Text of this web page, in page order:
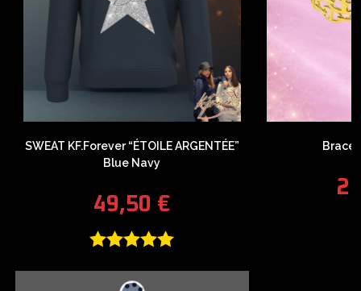
SWEAT KF.Forever “ÉTOILE ARGENTÉE”
Blue Navy
49,50 €